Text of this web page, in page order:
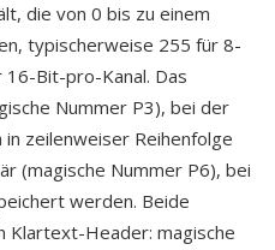
die von 0 bis zu einem
typischerweise 255 für 8-
Bit-pro-Kanal. Das
Nummer P3), bei der
zeilenweiser Reihenfolge
(magische Nummer P6), bei
werden. Beide
Klartext-Header: magische